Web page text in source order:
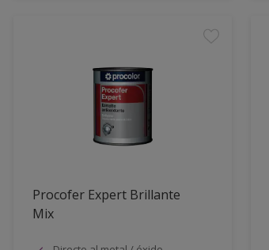
Procofer Expert Brillante
Mix